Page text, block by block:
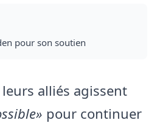
pour son soutien
alliés agissent
pour continuer